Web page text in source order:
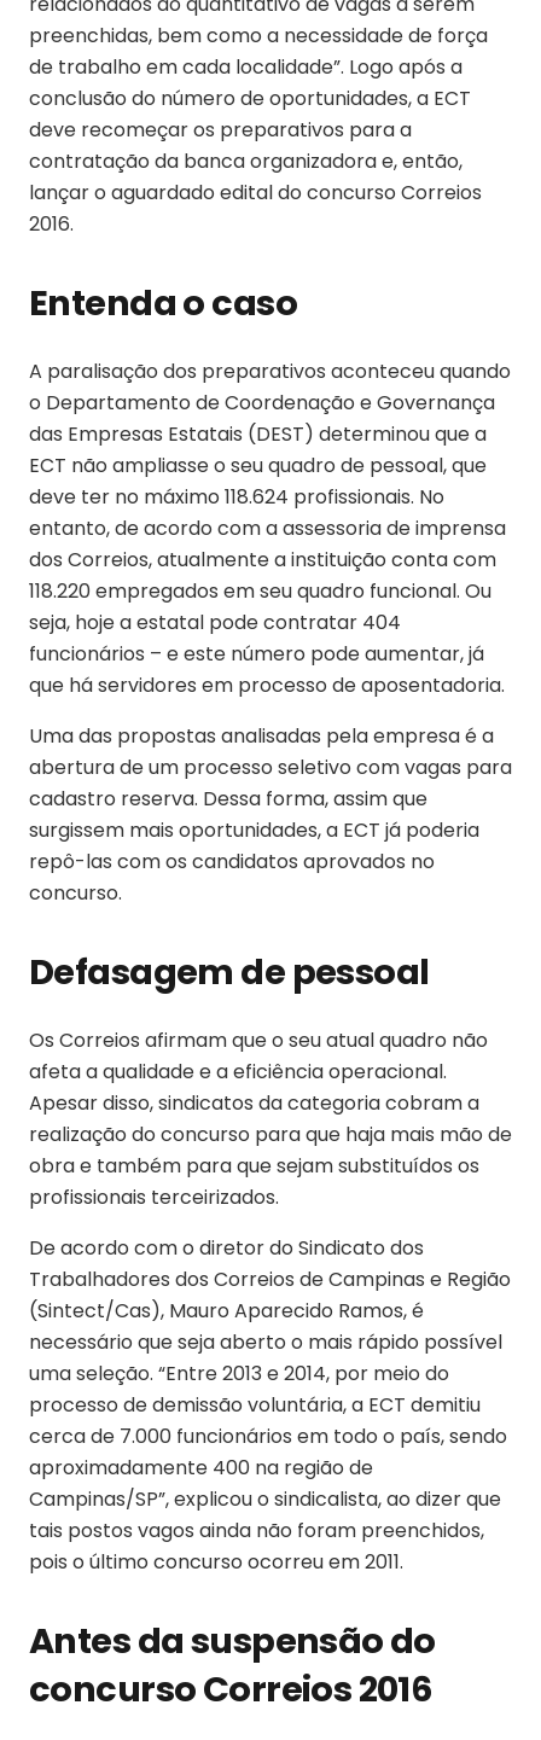
preenchidas, bem como a necessidade de força
de trabalho em cada localidade”. Logo após a
conclusão do número de oportunidades, a ECT
deve recomeçar os preparativos para a
contratação da banca organizadora e, então,
lançar o aguardado edital do concurso Correios
2016.
Entenda o caso
A paralisação dos preparativos aconteceu quando
o Departamento de Coordenação e Governança
das Empresas Estatais (DEST) determinou que a
ECT não ampliasse o seu quadro de pessoal, que
deve ter no máximo 118.624 profissionais. No
entanto, de acordo com a assessoria de imprensa
dos Correios, atualmente a instituição conta com
118.220 empregados em seu quadro funcional. Ou
seja, hoje a estatal pode contratar 404
funcionários – e este número pode aumentar, já
que há servidores em processo de aposentadoria.
Uma das propostas analisadas pela empresa é a
abertura de um processo seletivo com vagas para
cadastro reserva. Dessa forma, assim que
surgissem mais oportunidades, a ECT já poderia
repô-las com os candidatos aprovados no
concurso.
Defasagem de pessoal
Os Correios afirmam que o seu atual quadro não
afeta a qualidade e a eficiência operacional.
Apesar disso, sindicatos da categoria cobram a
realização do concurso para que haja mais mão de
obra e também para que sejam substituídos os
profissionais terceirizados.
De acordo com o diretor do Sindicato dos
Trabalhadores dos Correios de Campinas e Região
(Sintect/Cas), Mauro Aparecido Ramos, é
necessário que seja aberto o mais rápido possível
uma seleção. “Entre 2013 e 2014, por meio do
processo de demissão voluntária, a ECT demitiu
cerca de 7.000 funcionários em todo o país, sendo
aproximadamente 400 na região de
Campinas/SP”, explicou o sindicalista, ao dizer que
tais postos vagos ainda não foram preenchidos,
pois o último concurso ocorreu em 2011.
Antes da suspensão do
concurso Correios 2016